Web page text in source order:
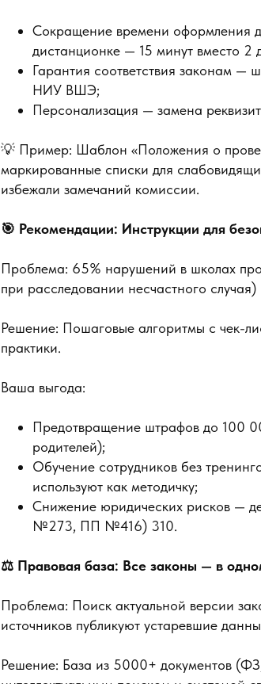
Сокращение времени оформления
дистанционке — 15 минут вместо 2
Гарантия соответствия законам
НИУ ВШЭ;
Персонализация — замена
💡 Пример: Шаблон «Положения о
маркированные списки для
избежали замечаний комиссии.
🎯 Рекомендации: Инструкции для
Проблема: 65% нарушений в школах
при расследовании несчастного случая)
Решение: Пошаговые алгоритмы с чек-
практики.
Ваша выгода:
Предотвращение штрафов до 100
родителей);
Обучение сотрудников без
используют как методичку;
Снижение юридических рисков —
№273, ПП №416) 310.
⚖️ Правовая база: Все законы — в
Проблема: Поиск актуальной версии
источников публикуют устаревшие
Решение: База из 5000+ документов